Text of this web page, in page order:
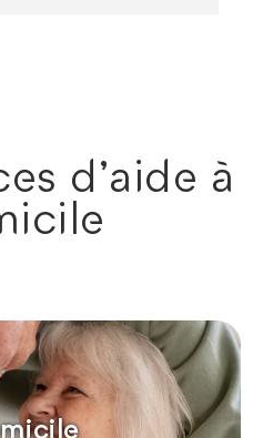
d'aide à